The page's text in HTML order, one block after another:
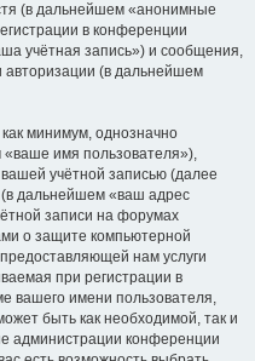
(в дальнейшем «анонимные
в конференции
учётная запись») и сообщения,
авторизации (в дальнейшем
минимум, однозначно
имя пользователя»),
учётной записью (далее
дальнейшем «ваш адрес
записи на форумах
о защите компьютерной
нам услуги
при регистрации в
вашего имени пользователя,
быть как необходимой, так и
администрации конференции